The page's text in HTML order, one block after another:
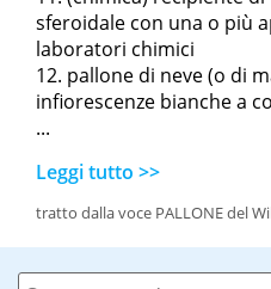
sferoidale con una o più
laboratori chimici
pallone di neve (o di
infiorescenze bianche a
...
Leggi tutto >>
tratto dalla voce PALLONE del